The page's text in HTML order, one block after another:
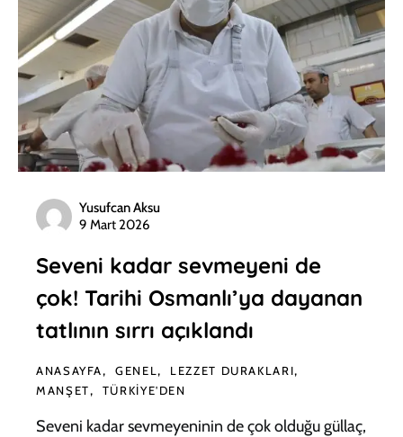
Yusufcan Aksu
9 Mart 2026
Seveni kadar sevmeyeni de
çok! Tarihi Osmanlı’ya dayanan
tatlının sırrı açıklandı
ANASAYFA GENEL
LEZZET DURAKLARI
MANŞET
TÜRKIYE'DEN
Seveni kadar sevmeyeninin de çok olduğu güllaç,